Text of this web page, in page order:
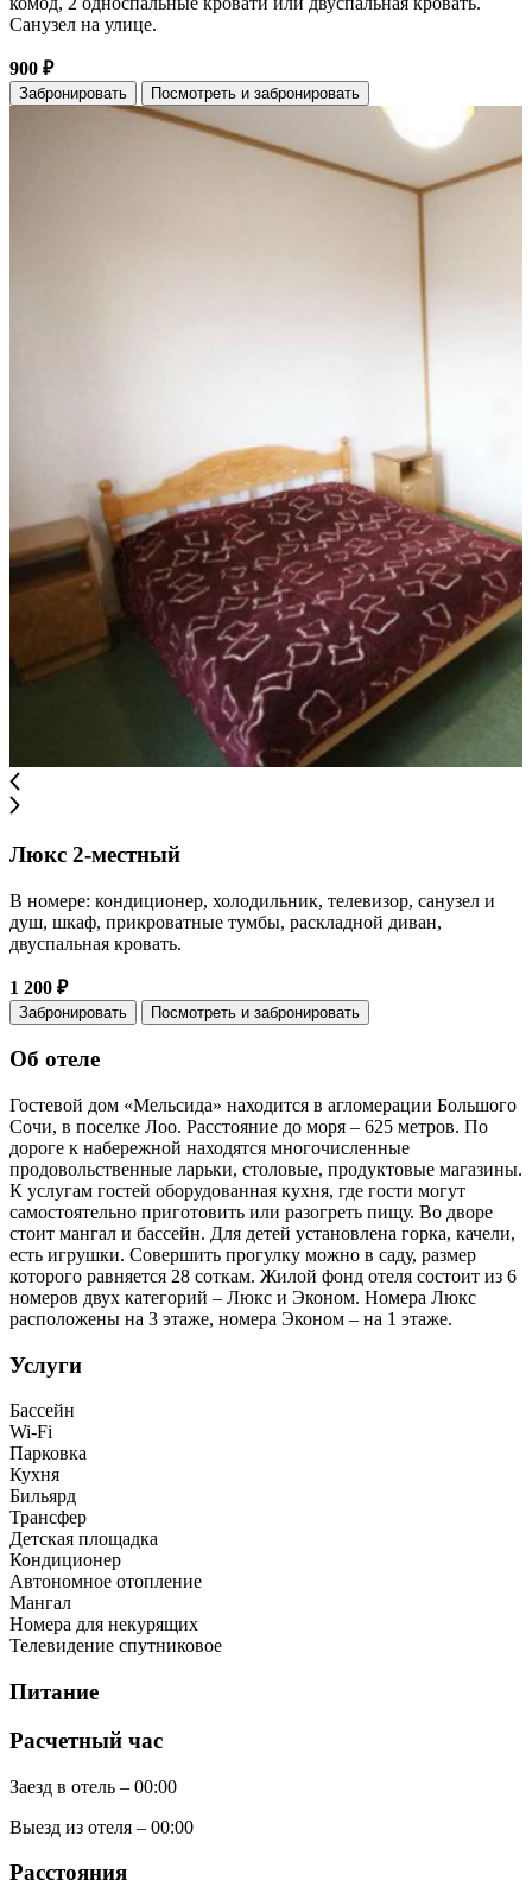
Санузел на улице.
900 ₽
Забронировать Посмотреть и забронировать
Люкс 2-местный
В номере: кондиционер, холодильник, телевизор, санузел и
душ, шкаф, прикроватные тумбы, раскладной диван,
двуспальная кровать.
1 200 ₽
Забронировать Посмотреть и забронировать
Об отеле
Гостевой дом «Мельсида» находится в агломерации Большого
Сочи, в поселке Лоо. Расстояние до моря – 625 метров. По
дороге к набережной находятся многочисленные
продовольственные ларьки, столовые, продуктовые магазины.
К услугам гостей оборудованная кухня, где гости могут
самостоятельно приготовить или разогреть пищу. Во дворе
стоит мангал и бассейн. Для детей установлена горка, качели,
есть игрушки. Совершить прогулку можно в саду, размер
которого равняется 28 соткам. Жилой фонд отеля состоит из 6
номеров двух категорий – Люкс и Эконом. Номера Люкс
расположены на 3 этаже, номера Эконом – на 1 этаже.
Услуги
Бассейн
Wi-Fi
Парковка
Кухня
Бильярд
Трансфер
Детская площадка
Кондиционер
Автономное отопление
Мангал
Номера для некурящих
Телевидение спутниковое
Питание
Расчетный час
Заезд в отель – 00:00
Выезд из отеля – 00:00
Расстояния